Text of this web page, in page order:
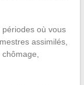
où vous
assimilés,